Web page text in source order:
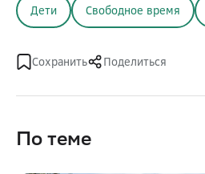
Дети Свободное время
Сохранить Поделиться
По теме